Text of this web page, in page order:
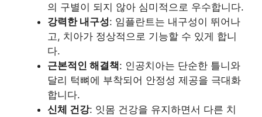
의 구별이 되지 않아 심미적으로 우수합니다.
강력한 내구성: 임플란트는 내구성이 뛰어나
고, 치아가 정상적으로 기능할 수 있게 합니
다.
근본적인 해결책: 인공치아는 단순한 틀니와
달리 턱뼈에 부착되어 안정성 제공을 극대화
합니다.
신체 건강: 잇몸 건강을 유지하면서 다른 치